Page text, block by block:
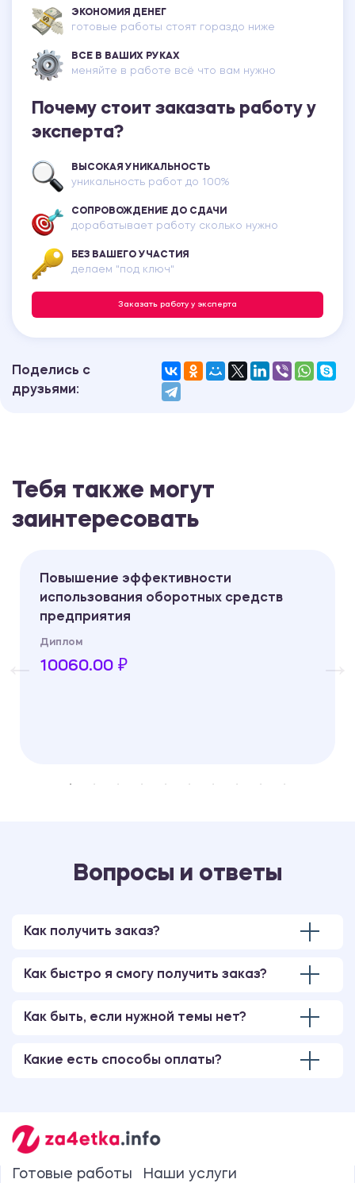
ЭКОНОМИЯ ДЕНЕГ
готовые работы стоят гораздо ниже
ВСЕ В ВАШИХ РУКАХ
меняйте в работе всё что вам нужно
Почему стоит заказать работу у
эксперта?
ВЫСОКАЯ УНИКАЛЬНОСТЬ
уникальность работ до 100%
СОПРОВОЖДЕНИЕ ДО СДАЧИ
дорабатывает работу сколько нужно
БЕЗ ВАШЕГО УЧАСТИЯ
делаем "под ключ"
Заказать работу у эксперта
Поделись с
друзьями:
Тебя также могут
заинтересовать
Повышение эффективности
использования оборотных средств
предприятия
Диплом
10060.00 ₽
Вопросы и ответы
Как получить заказ?
Как быстро я смогу получить заказ?
Как быть, если нужной темы нет?
Какие есть способы оплаты?
Готовые работы
Наши услуги